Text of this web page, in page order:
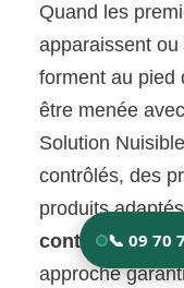
Quand les
apparaissent
forment au pied
être menée
Solution
contrôlés, des
produits
contre les
approche